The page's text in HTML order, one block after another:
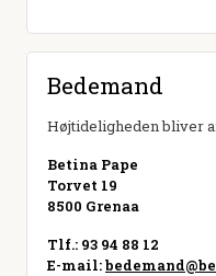
Bedemand
Højtideligheden bliver
Betina Pape
Torvet 19
8500 Grenaa
Tlf.: 93 94 88 12
E-mail: